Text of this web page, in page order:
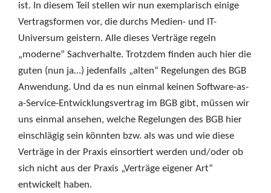
ist. In diesem Teil stellen wir nun exemplarisch einige
Vertragsformen vor, die durchs Medien- und IT-
Universum geistern. Alle dieses Verträge regeln
„moderne“ Sachverhalte. Trotzdem finden auch hier die
guten (nun ja…) jedenfalls „alten“ Regelungen des BGB
Anwendung. Und da es nun einmal keinen Software-as-
a-Service-Entwicklungsvertrag im BGB gibt, müssen wir
uns einmal ansehen, welche Regelungen des BGB hier
einschlägig sein könnten bzw. als was und wie diese
Verträge in der Praxis einsortiert werden und/oder ob
sich nicht aus der Praxis „Verträge eigener Art“
entwickelt haben.